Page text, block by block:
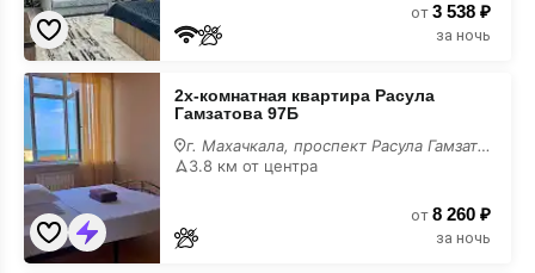
от 3 538 ₽
за ночь
2х-
комнатная
квартира
Расула
Гамзатова
97Б
недорого
2х-комнатная квартира Расула
Гамзатова 97Б
г. Махачкала, проспект Расула Гамзатова, 97Б
3.8 км от центра
от 8 260 ₽
за ночь